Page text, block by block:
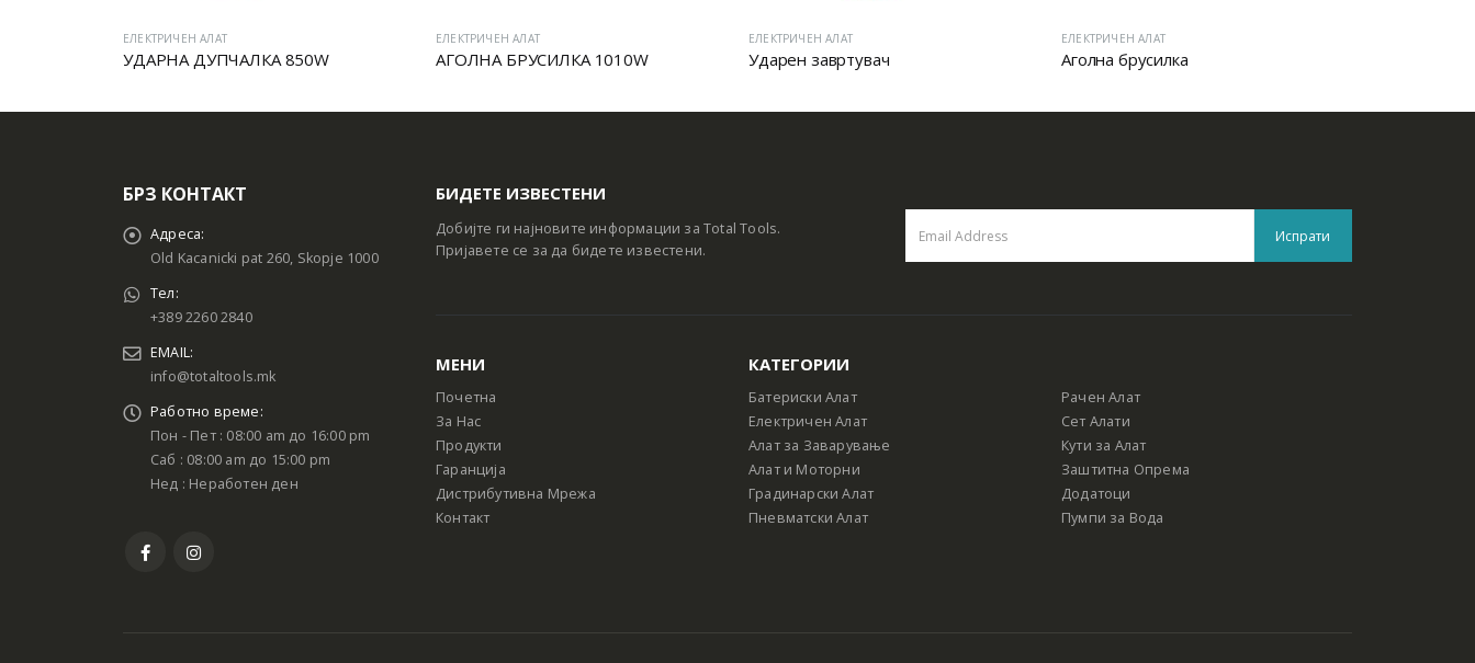
ЕЛЕКТРИЧЕН АЛАТ
УДАРНА ДУПЧАЛКА 850W
ЕЛЕКТРИЧЕН АЛАТ
АГОЛНА БРУСИЛКА 1010W
ЕЛЕКТРИЧЕН АЛАТ
Ударен завртувач
ЕЛЕКТРИЧЕН АЛАТ
Аголна брусилка
БРЗ КОНТАКТ
Адреса:
Old Kacanicki pat 260, Skopje 1000
Тел:
+389 2260 2840
EMAIL:
info@totaltools.mk
Работно време:
Пон - Пет : 08:00 am до 16:00 pm
Саб : 08:00 am до 15:00 pm
Нед : Неработен ден
БИДЕТЕ ИЗВЕСТЕНИ
Добијте ги најновите информации за Total Tools.
Пријавете се за да бидете известени.
МЕНИ
Почетна
За Нас
Продукти
Гаранција
Дистрибутивна Мрежа
Контакт
КАТЕГОРИИ
Батериски Алат
Електричен Алат
Алат за Заварување
Алат и Моторни
Градинарски Алат
Пневматски Алат
Рачен Алат
Сет Алати
Кути за Алат
Заштитна Опрема
Додатоци
Пумпи за Вода